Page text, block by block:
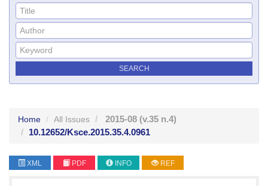
Home All Issues 2015-08 (v.35 n.4)
10.12652/Ksce.2015.35.4.0961
XML PDF INFO REF